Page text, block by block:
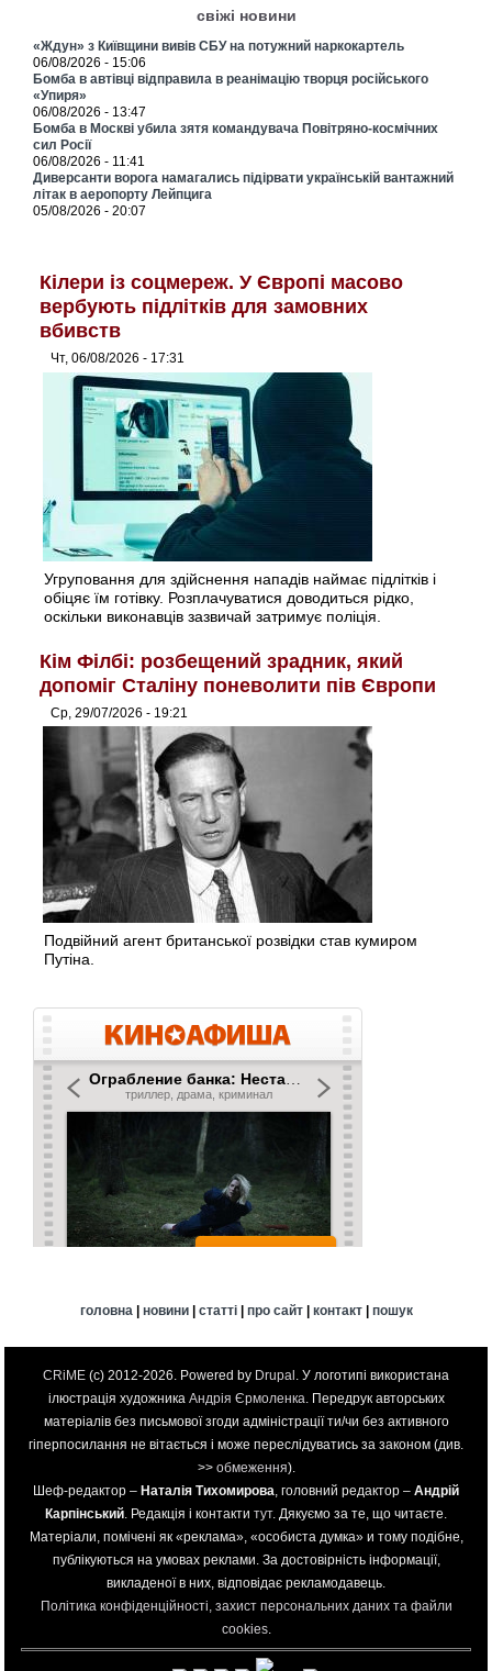
свіжі новини
«Ждун» з Київщини вивів СБУ на потужний наркокартель
06/08/2026 - 15:06
Бомба в автівці відправила в реанімацію творця російського
«Упиря»
06/08/2026 - 13:47
Бомба в Москві убила зятя командувача Повітряно-космічних
сил Росії
06/08/2026 - 11:41
Диверсанти ворога намагались підірвати українській вантажний
літак в аеропорту Лейпцига
05/08/2026 - 20:07
Кілери із соцмереж. У Європі масово
вербують підлітків для замовних
вбивств
Чт, 06/08/2026 - 17:31
Угруповання для здійснення нападів наймає підлітків і
обіцяє їм готівку. Розплачуватися доводиться рідко,
оскільки виконавців зазвичай затримує поліція.
Кім Філбі: розбещений зрадник, який
допоміг Сталіну поневолити пів Європи
Ср, 29/07/2026 - 19:21
Подвійний агент британської розвідки став кумиром
Путіна.
головна | новини| статті| про сайт| контакт| пошук
CRiME (c) 2012-2026. Powered by Drupal . У логотипі використана
ілюстрація художника Андрія Єрмоленка . Передрук авторських
матеріалів без письмової згоди адміністрації ти/чи без активного
гіперпосилання не вітається і може переслідуватись за законом (див.
>> обмеження).
Шеф-редактор – Наталія Тихомирова , головний редактор – Андрій
Карпінський . Редакція і контакти тут. Дякуємо за те, що читаєте.
Матеріали, помічені як «реклама», «особиста думка» и тому подібне,
публікуються на умовах реклами. За достовірність інформації,
викладеної в них, відповідає рекламодавець.
Політика конфіденційності, захист персональних даних та файли
cookies.